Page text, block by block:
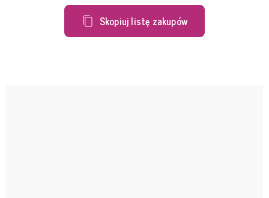
Skopiuj listę zakupów